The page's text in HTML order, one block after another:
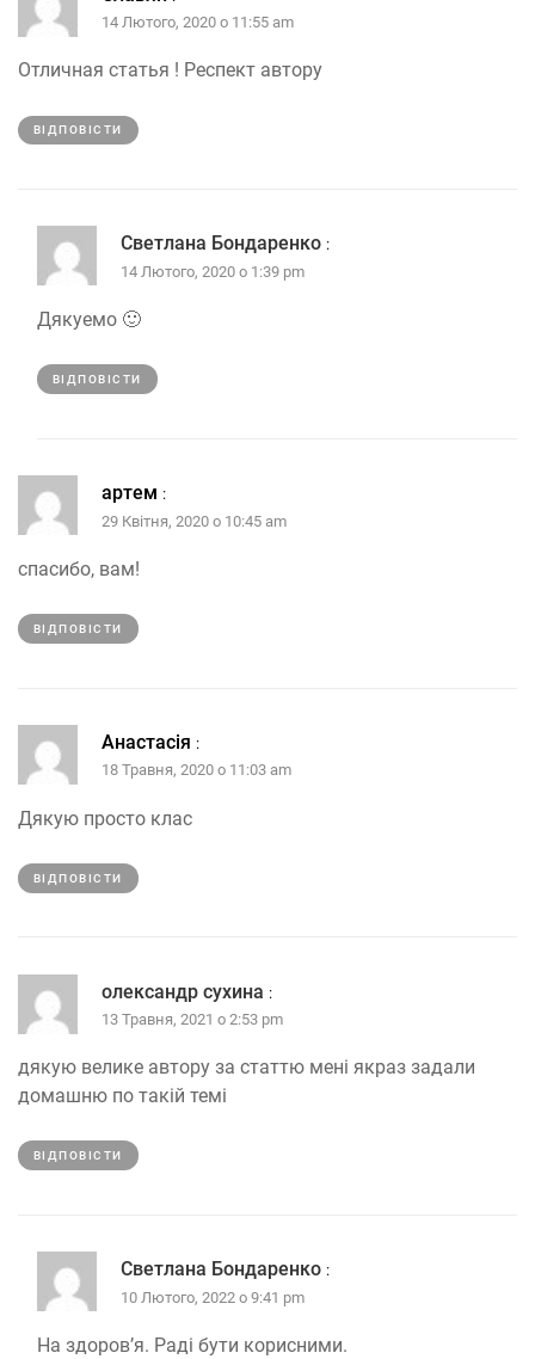
14 Лютого, 2020 о 11:55 am
Отличная статья ! Респект автору
ВІДПОВІCТИ
Светлана Бондаренко :
14 Лютого, 2020 о 1:39 pm
Дякуемо 🙂
ВІДПОВІCТИ
артем :
29 Квітня, 2020 о 10:45 am
спасибо, вам!
ВІДПОВІCТИ
Анастасія :
18 Травня, 2020 о 11:03 am
Дякую просто клас
ВІДПОВІCТИ
олександр сухина :
13 Травня, 2021 о 2:53 pm
дякую велике автору за статтю мені якраз задали
домашню по такій темі
ВІДПОВІCТИ
Светлана Бондаренко :
10 Лютого, 2022 о 9:41 pm
На здоров’я. Раді бути корисними.